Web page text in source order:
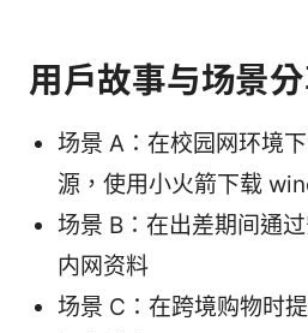
用户故事与场景
场景 A：在校园网环境
源，使用小火箭下载
场景 B：在出差期间通
内网资料
场景 C：在跨境购物时